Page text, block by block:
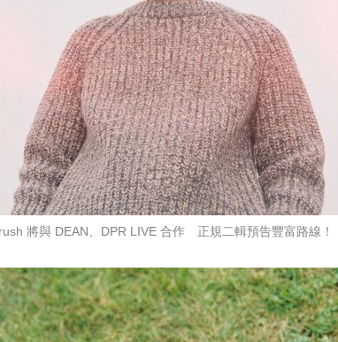
將與 DEAN、DPR LIVE 合作 正規二輯預告豐富路線！